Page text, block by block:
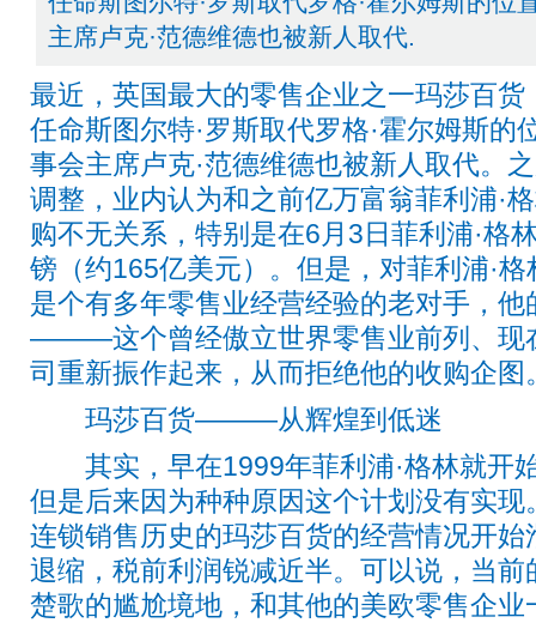
主席卢克·范德维德也被新人取代.
最近，英国最大的零售企业之一玛莎百
任命斯图尔特·罗斯取代罗格·霍尔姆斯的
事会主席卢克·范德维德也被新人取代。
调整，业内认为和之前亿万富翁菲利浦·
购不无关系，特别是在6月3日菲利浦·格
镑（约165亿美元）。但是，对菲利浦·
是个有多年零售业经营经验的老对手，
———这个曾经傲立世界零售业前列、现
司重新振作起来，从而拒绝他的收购企图
玛莎百货———从辉煌到低迷
其实，早在1999年菲利浦·格林就开
但是后来因为种种原因这个计划没有实
连锁销售历史的玛莎百货的经营情况开
退缩，税前利润锐减近半。可以说，当
楚歌的尴尬境地，和其他的美欧零售企